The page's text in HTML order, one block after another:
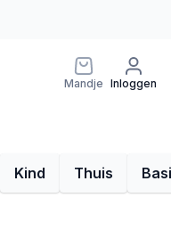
Mandje Inloggen
Kind Thuis